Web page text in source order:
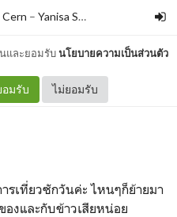
และยอมรับนโยบายความเป็นส่วนตัว
อมรับ ไม่ยอมรับ
Cern – Yanisa Sunthornyotin
ร์นแม่บ้าน
รเที่ยวซักวันค่ะ ไหนๆก็ย้ายมา
งและกับข้าวเสียหน่อย